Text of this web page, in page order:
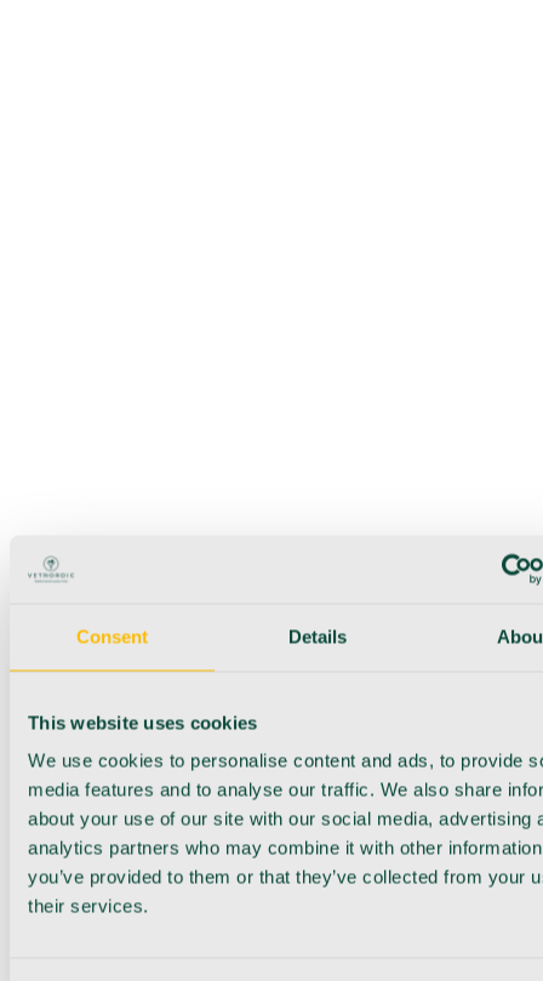
Consent Details
This website uses cookies
We use cookies to personalise content and ads, to provide
media features and to analyse our traffic. We also share
about your use of our site with our social media, advertising
analytics partners who may combine it with other
you’ve provided to them or that they’ve collected from your
their services.